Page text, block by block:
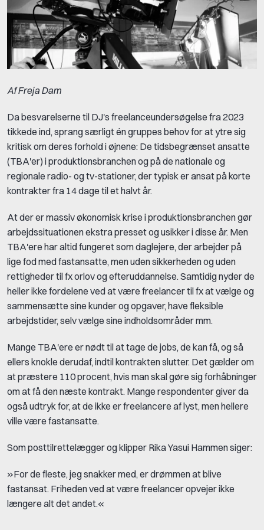
Af Freja Dam
Da besvarelserne til DJ's freelanceundersøgelse fra 2023
tikkede ind, sprang særligt én gruppes behov for at ytre sig
kritisk om deres forhold i øjnene: De tidsbegrænset ansatte
(TBA'er) i produktionsbranchen og på de nationale og
regionale radio- og tv-stationer, der typisk er ansat på korte
kontrakter fra 14 dage til et halvt år.
At der er massiv økonomisk krise i produktionsbranchen gør
arbejdssituationen ekstra presset og usikker i disse år. Men
TBA'ere har altid fungeret som daglejere, der arbejder på
lige fod med fastansatte, men uden sikkerheden og uden
rettigheder til fx orlov og efteruddannelse. Samtidig nyder de
heller ikke fordelene ved at være freelancer til fx at vælge og
sammensætte sine kunder og opgaver, have fleksible
arbejdstider, selv vælge sine indholdsområder mm.
Mange TBA'ere er nødt til at tage de jobs, de kan få, og så
ellers knokle derudaf, indtil kontrakten slutter. Det gælder om
at præstere 110 procent, hvis man skal gøre sig forhåbninger
om at få den næste kontrakt. Mange respondenter giver da
også udtryk for, at de ikke er freelancere af lyst, men hellere
ville være fastansatte.
Som posttilrettelægger og klipper RikaYasui Hammen siger:
»For de fleste, jeg snakker med, er drømmen at blive
fastansat. Friheden ved at være freelancer opvejer ikke
længere alt det andet.«